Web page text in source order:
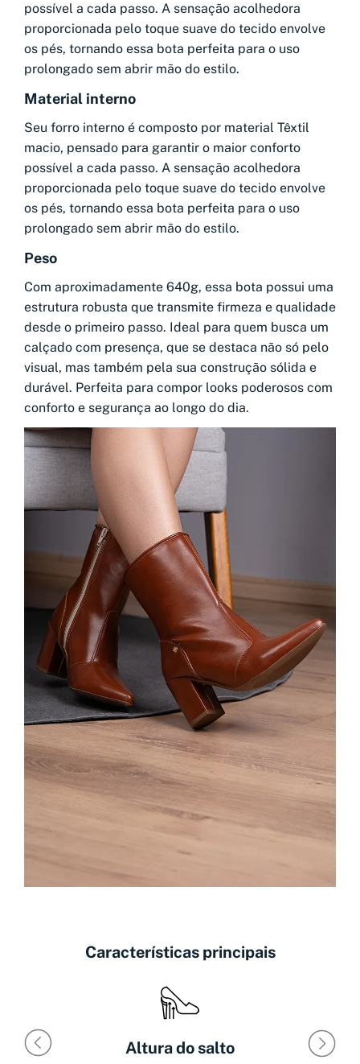
possível a cada passo. A sensação acolhedora
proporcionada pelo toque suave do tecido envolve
os pés, tornando essa bota perfeita para o uso
prolongado sem abrir mão do estilo.
Material interno
Seu forro interno é composto por material Têxtil
macio, pensado para garantir o maior conforto
possível a cada passo. A sensação acolhedora
proporcionada pelo toque suave do tecido envolve
os pés, tornando essa bota perfeita para o uso
prolongado sem abrir mão do estilo.
Peso
Com aproximadamente 640g, essa bota possui uma
estrutura robusta que transmite firmeza e qualidade
desde o primeiro passo. Ideal para quem busca um
calçado com presença, que se destaca não só pelo
visual, mas também pela sua construção sólida e
durável. Perfeita para compor looks poderosos com
conforto e segurança ao longo do dia.
Características principais
Altura do salto